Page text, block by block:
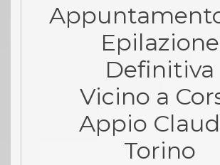
Epilazione
Definitiva
Vicino a
Appio
Torino